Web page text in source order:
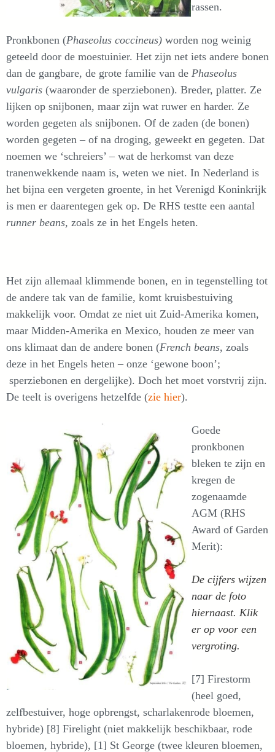
rassen.
Pronkbonen (Phaseolus coccineus) worden nog weinig
geteeld door de moestuinier. Het zijn net iets andere bonen
dan de gangbare, de grote familie van de Phaseolus
vulgaris (waaronder de sperziebonen). Breder, platter. Ze
lijken op snijbonen, maar zijn wat ruwer en harder. Ze
worden gegeten als snijbonen. Of de zaden (de bonen)
worden gegeten – of na droging, geweekt en gegeten. Dat
noemen we ‘schreiers’ – wat de herkomst van deze
tranenwekkende naam is, weten we niet. In Nederland is
het bijna een vergeten groente, in het Verenigd Koninkrijk
is men er daarentegen gek op. De RHS testte een aantal
runner beans, zoals ze in het Engels heten.
Het zijn allemaal klimmende bonen, en in tegenstelling tot
de andere tak van de familie, komt kruisbestuiving
makkelijk voor. Omdat ze niet uit Zuid-Amerika komen,
maar Midden-Amerika en Mexico, houden ze meer van
ons klimaat dan de andere bonen (French beans, zoals
deze in het Engels heten – onze ‘gewone boon’;
sperziebonen en dergelijke). Doch het moet vorstvrij zijn.
De teelt is overigens hetzelfde (zie hier).
Goede
pronkbonen
bleken te zijn en
kregen de
zogenaamde
AGM (RHS
Award of Garden
Merit):
De cijfers wijzen
naar de foto
hiernaast. Klik
er op voor een
vergroting.
[7] Firestorm
(heel goed,
zelfbestuiver, hoge opbrengst, scharlakenrode bloemen,
hybride) [8] Firelight (niet makkelijk beschikbaar, rode
bloemen, hybride), [1] St George (twee kleuren bloemen,